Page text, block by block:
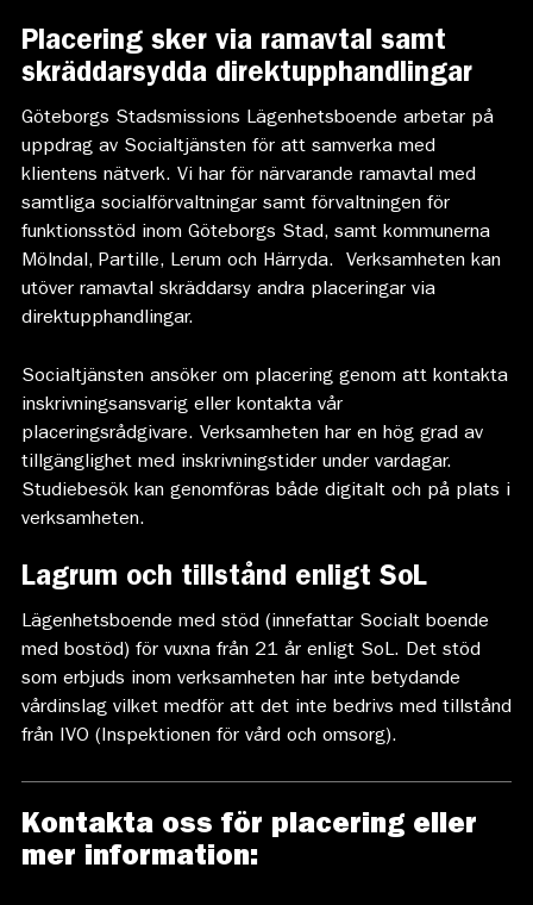
Placering sker via ramavtal samt
skräddarsydda direktupphandlingar
Göteborgs Stadsmissions Lägenhetsboende arbetar på
uppdrag av Socialtjänsten för att samverka med
klientens nätverk. Vi har för närvarande ramavtal med
samtliga socialförvaltningar samt förvaltningen för
funktionsstöd inom Göteborgs Stad, samt kommunerna
Mölndal, Partille, Lerum och Härryda. Verksamheten kan
utöver ramavtal skräddarsy andra placeringar via
direktupphandlingar.
Socialtjänsten ansöker om placering genom att kontakta
inskrivningsansvarig eller kontakta vår
placeringsrådgivare. Verksamheten har en hög grad av
tillgänglighet med inskrivningstider under vardagar.
Studiebesök kan genomföras både digitalt och på plats i
verksamheten.
Lagrum och tillstånd enligt SoL
Lägenhetsboende med stöd (innefattar Socialt boende
med bostöd) för vuxna från 21 år enligt SoL. Det stöd
som erbjuds inom verksamheten har inte betydande
vårdinslag vilket medför att det inte bedrivs med tillstånd
från IVO (Inspektionen för vård och omsorg).
Kontakta oss för placering eller
mer information: